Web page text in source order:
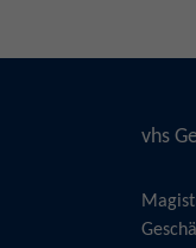
vhs